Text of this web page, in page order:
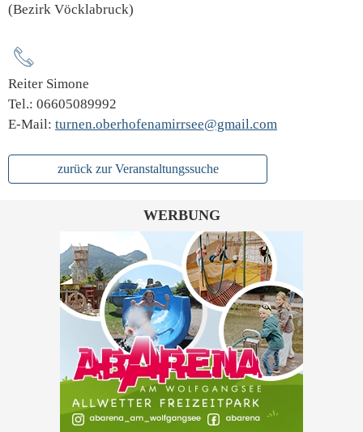
(Bezirk Vöcklabruck)
Reiter Simone
Tel.: 06605089992
E-Mail: turnen.oberhofenamirrsee@gmail.com
zurück zur Veranstaltungssuche
WERBUNG